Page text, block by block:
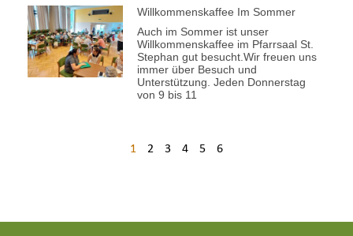
Willkommenskaffee Im Sommer
Auch im Sommer ist unser
Willkommenskaffee im Pfarrsaal St.
Stephan gut besucht.Wir freuen uns
immer über Besuch und
Unterstützung. Jeden Donnerstag
von 9 bis 11
1 2 3 4 5 6